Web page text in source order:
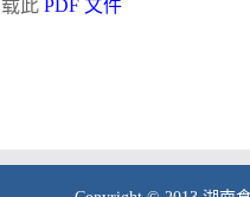
此 PDF 文件